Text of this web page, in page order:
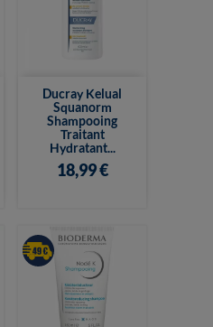
Ducray Kelual
Squanorm
Shampooing
Traitant
Hydratant...
18,99 €